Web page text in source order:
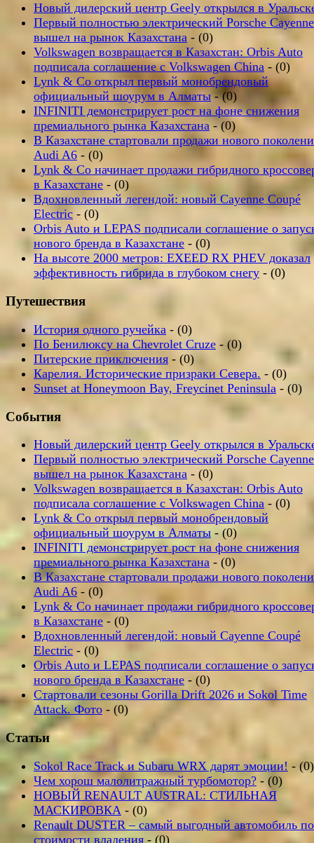
Новый дилерский центр Geely открылся в
Первый полностью электрический Porsche Cayenne
вышел на рынок Казахстана - (0)
Volkswagen возвращается в Казахстан: Orbis Auto
подписала соглашение с Volkswagen China - (0)
Lynk & Co открыл первый монобрендовый
официальный шоурум в Алматы- (0)
INFINITI демонстрирует рост на фоне снижения
премиального рынка Казахстана - (0)
В Казахстане стартовали продажи нового
Audi A6 - (0)
Lynk & Co начинает продажи гибридного
в Казахстане - (0)
Вдохновленный легендой: новый Cayenne Coupé
Electric - (0)
Orbis Auto и LEPAS подписали соглашение о
нового бренда в Казахстане - (0)
На высоте 2000 метров: EXEED RX PHEV доказал
эффективность гибрида в глубоком снегу - (0)
Путешествия
История одного ручейка - (0)
По Бенилюксу на Chevrolet Cruze - (0)
Питерские приключения - (0)
Карелия. Исторические призраки Севера. - (0)
Sunset at Honeymoon Bay, Freycinet Peninsula - (0)
События
Новый дилерский центр Geely открылся в
Первый полностью электрический Porsche Cayenne
вышел на рынок Казахстана - (0)
Volkswagen возвращается в Казахстан: Orbis Auto
подписала соглашение с Volkswagen China - (0)
Lynk & Co открыл первый монобрендовый
официальный шоурум в Алматы - (0)
INFINITI демонстрирует рост на фоне снижения
премиального рынка Казахстана - (0)
В Казахстане стартовали продажи нового
Audi A6 - (0)
Lynk & Co начинает продажи гибридного
в Казахстане - (0)
Вдохновленный легендой: новый Cayenne Coupé
Electric - (0)
Orbis Auto и LEPAS подписали соглашение о
нового бренда в Казахстане - (0)
Стартовали сезоны Gorilla Drift 2026 и Sokol Time
Attack. Фото - (0)
Статьи
Sokol Race Track и Subaru WRX дарят эмоции! - (0)
Чем хорош малолитражный турбомотор? - (0)
НОВЫЙ RENAULT AUSTRAL: СТИЛЬНАЯ
МАСКИРОВКА - (0)
Renault DUSTER – самый выгодный автомобиль по
стоимости владения - (0)